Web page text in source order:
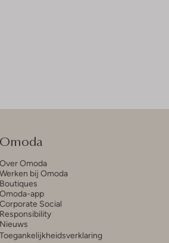
Omoda
Over Omoda
Werken bij Omoda
Boutiques
Omoda-app
Corporate Social
Responsibility
Nieuws
Toegankelijkheidsverklaring